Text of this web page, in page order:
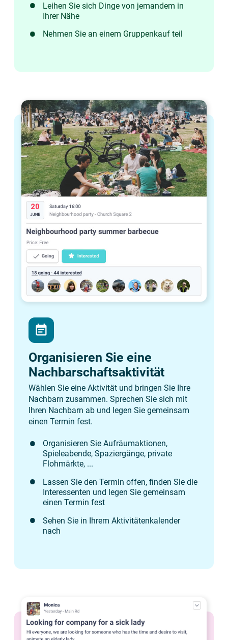
Leihen Sie sich Dinge von jemandem in
Ihrer Nähe
Nehmen Sie an einem Gruppenkauf teil
event_note
Organisieren Sie eine
Nachbarschaftsaktivität
Wählen Sie eine Aktivität und bringen Sie Ihre
Nachbarn zusammen. Sprechen Sie sich mit
Ihren Nachbarn ab und legen Sie gemeinsam
einen Termin fest.
Organisieren Sie Aufräumaktionen,
Spieleabende, Spaziergänge, private
Flohmärkte, ...
Lassen Sie den Termin offen, finden Sie die
Interessenten und legen Sie gemeinsam
einen Termin fest
Sehen Sie in Ihrem Aktivitätenkalender
nach